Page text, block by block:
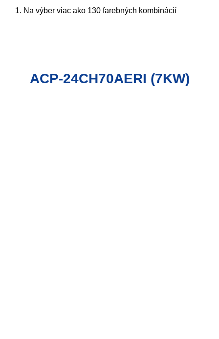
Na výber viac ako 130 farebných kombinácií
ACP-24CH70AERI (7KW)